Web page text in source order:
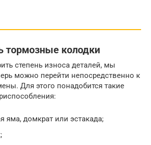
тормозные колодки
степень износа деталей, мы
можно перейти непосредственно к
Для этого понадобится такие
яма, домкрат или эстакада;